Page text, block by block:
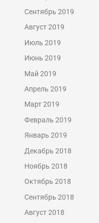
Сентябрь 2019
Август 2019
Июль 2019
Июнь 2019
Май 2019
Апрель 2019
Март 2019
Февраль 2019
Январь 2019
Декабрь 2018
Ноябрь 2018
Октябрь 2018
Сентябрь 2018
Август 2018